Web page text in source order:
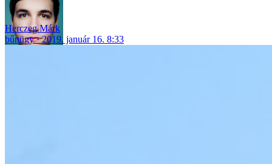
Herczeg Márk
bűnügy
2019. január 16. 8:33